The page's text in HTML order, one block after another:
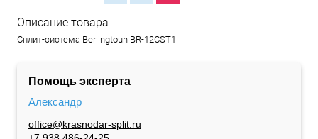
Описание товара:
Сплит-система Berlingtoun BR-12CST1
Помощь эксперта
Александр
office@krasnodar-split.ru